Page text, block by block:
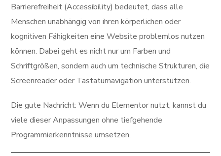
Barrierefreiheit (Accessibility) bedeutet, dass alle
Menschen unabhängig von ihren körperlichen oder
kognitiven Fähigkeiten eine Website problemlos nutzen
können. Dabei geht es nicht nur um Farben und
Schriftgrößen, sondern auch um technische Strukturen, die
Screenreader oder Tastaturnavigation unterstützen.
Die gute Nachricht: Wenn du Elementor nutzt, kannst du
viele dieser Anpassungen ohne tiefgehende
Programmierkenntnisse umsetzen.